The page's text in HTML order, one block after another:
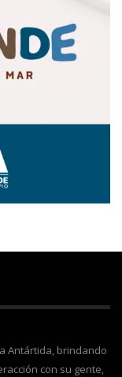
Antártida, brindando
con su gente,